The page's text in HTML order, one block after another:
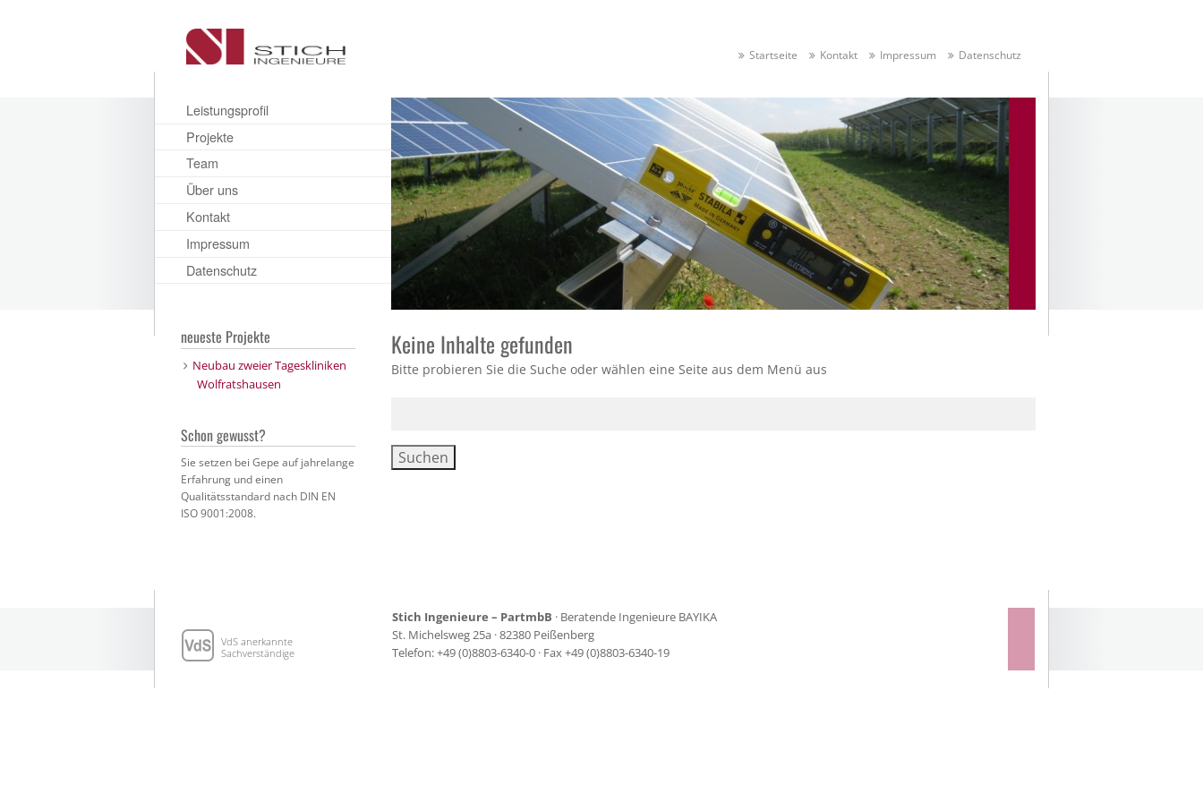
Startseite Kontakt Impressum Datenschutz
Leistungsprofil
Projekte
Team
Über uns
Kontakt
Impressum
Datenschutz
Keine Inhalte gefunden
Bitte probieren Sie die Suche oder wählen eine Seite aus dem Menü aus
neueste Projekte
Neubau zweier Tageskliniken
Wolfratshausen
Schon gewusst?
Sie setzen bei Gepe auf jahrelange
Erfahrung und einen
Qualitätsstandard nach DIN EN
ISO 9001:2008.
VdS anerkannte
Sachverständige
Stich Ingenieure – PartmbB · Beratende Ingenieure BAYIKA
St. Michelsweg 25a · 82380 Peißenberg
Telefon: +49 (0)8803-6340-0 · Fax +49 (0)8803-6340-19